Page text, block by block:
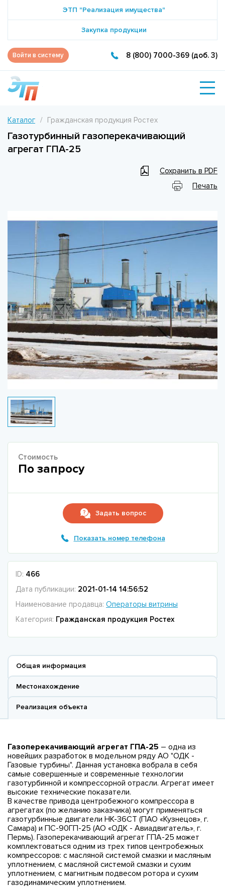
ЭТП "Реализация имущества"
Закупка продукции
Войти в систему 8 (800) 7000-369 (доб. 3)
Каталог Гражданская продукция Ростех
Газотурбинный газоперекачивающий
агрегат ГПА-25
Сохранить в PDF
Печать
Стоимость
По запросу
Задать вопрос
Показать номер телефона
ID: 466
Дата публикации: 2021-01-14 14:56:52
Наименование продавца: Операторы витрины
Категория: Гражданская продукция Ростех
Общая информация
Местонахождение
Реализация объекта
Газоперекачивающий агрегат ГПА-25 – одна из
новейших разработок в модельном ряду АО "ОДК -
Газовые турбины". Данная установка вобрала в себя
самые совершенные и современные технологии
газотурбинной и компрессорной отрасли. Агрегат имеет
высокие технические показатели.
В качестве привода центробежного компрессора в
агрегатах (по желанию заказчика) могут применяться
газотурбинные двигатели НК-36СТ (ПАО «Кузнецов», г.
Самара) и ПС-90ГП-25 (АО «ОДК - Авиадвигатель», г.
Пермь). Газоперекачивающий агрегат ГПА-25 может
комплектоваться одним из трех типов центробежных
компрессоров: с масляной системой смазки и масляным
уплотнением, с масляной системой смазки и сухим
уплотнением, с магнитным подвесом ротора и сухим
газодинамическим уплотнением.